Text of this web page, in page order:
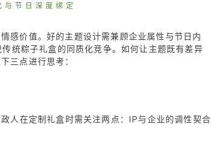
与节日深度绑定
感价值。好的主题设计需兼顾企业属性与节日内
统粽子礼盒的同质化竞争。如何让主题既有差异
三点进行思考：
人在定制礼盒时需关注两点：IP与企业的调性契合